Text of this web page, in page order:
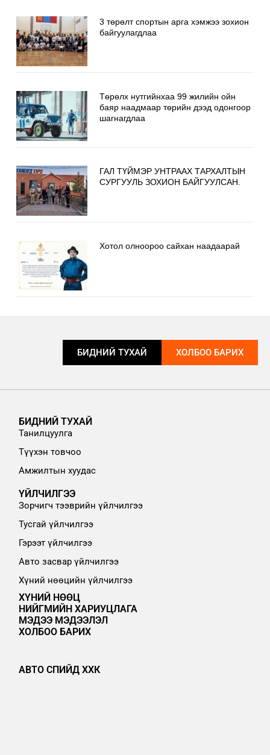
3 төрөлт спортын арга хэмжээ зохион
байгуулагдлаа
Төрөлх нутгийнхаа 99 жилийн ойн
баяр наадмаар төрийн дээд одонгоор
шагнагдлаа
ГАЛ ТҮЙМЭР УНТРААХ ТАРХАЛТЫН
СУРГУУЛЬ ЗОХИОН БАЙГУУЛСАН.
Хотол олноороо сайхан наадаарай
БИДНИЙ ТУХАЙ ХОЛБОО БАРИХ
БИДНИЙ ТУХАЙ
Танилцуулга
Түүхэн товчоо
Амжилтын хуудас
ҮЙЛЧИЛГЭЭ
Зорчигч тээврийн үйлчилгээ
Тусгай үйлчилгээ
Гэрээт үйлчилгээ
Авто засвар үйлчилгээ
Хүний нөөцийн үйлчилгээ
ХҮНИЙ НӨӨЦ
НИЙГМИЙН ХАРИУЦЛАГА
МЭДЭЭ МЭДЭЭЛЭЛ
ХОЛБОО БАРИХ
АВТО СПИЙД ХХК